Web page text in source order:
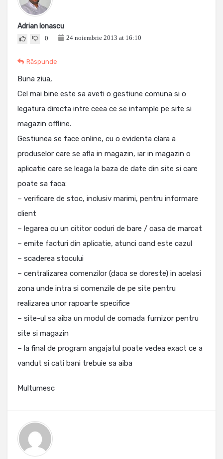
Adrian Ionascu
0 24 noiembrie 2013 at 16:10
Răspunde
Buna ziua,
Cel mai bine este sa aveti o gestiune comuna si o
legatura directa intre ceea ce se intample pe site si
magazin offline.
Gestiunea se face online, cu o evidenta clara a
produselor care se afla in magazin, iar in magazin o
aplicatie care se leaga la baza de date din site si care
poate sa faca:
– verificare de stoc, inclusiv marimi, pentru informare
client
– legarea cu un cititor coduri de bare / casa de marcat
– emite facturi din aplicatie, atunci cand este cazul
– scaderea stocului
– centralizarea comenzilor (daca se doreste) in acelasi
zona unde intra si comenzile de pe site pentru
realizarea unor rapoarte specifice
– site-ul sa aiba un modul de comada furnizor pentru
site si magazin
– la final de program angajatul poate vedea exact ce a
vandut si cati bani trebuie sa aiba
Multumesc